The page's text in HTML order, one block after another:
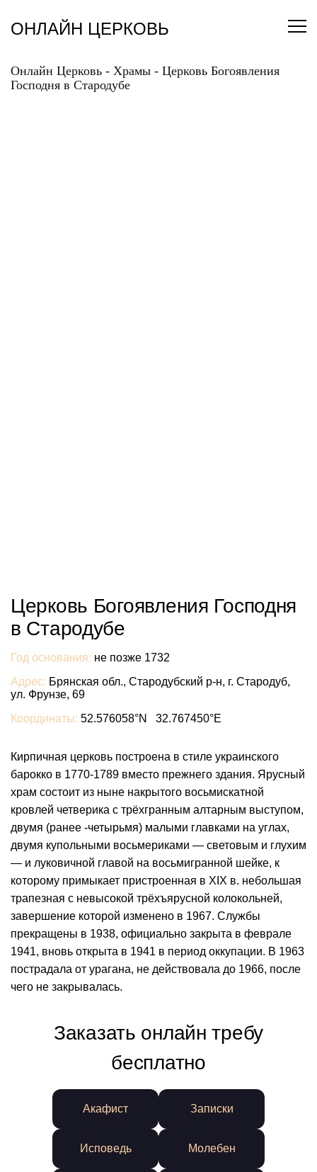
содержанию
ОНЛАЙН ЦЕРКОВЬ
Онлайн Церковь - Храмы - Церковь Богоявления
Господня в Стародубе
Церковь Богоявления Господня
в Стародубе
Год основания: не позже 1732
Адрес: Брянская обл., Стародубский р-н, г. Стародуб,
ул. Фрунзе, 69
Координаты: 52.576058°N 32.767450°E
Кирпичная церковь построена в стиле украинского
барокко в 1770-1789 вместо прежнего здания. Ярусный
храм состоит из ныне накрытого восьмискатной
кровлей четверика с трёхгранным алтарным выступом,
двумя (ранее -четырьмя) малыми главками на углах,
двумя купольными восьмериками — световым и глухим
— и луковичной главой на восьмигранной шейке, к
которому примыкает пристроенная в XIX в. небольшая
трапезная с невысокой трёхъярусной колокольней,
завершение которой изменено в 1967. Службы
прекращены в 1938, официально закрыта в феврале
1941, вновь открыта в 1941 в период оккупации. В 1963
пострадала от урагана, не действовала до 1966, после
чего не закрывалась.
Заказать онлайн требу
бесплатно
Акафист Записки
Исповедь Молебен